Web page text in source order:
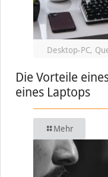
Desktop-PC,
Die Vorteile
eines Laptops
Mehr